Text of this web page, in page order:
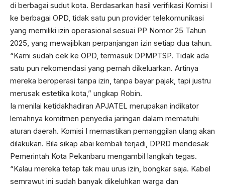
di berbagai sudut kota. Berdasarkan hasil verifikasi Komisi I
ke berbagai OPD, tidak satu pun provider telekomunikasi
yang memiliki izin operasional sesuai PP Nomor 25 Tahun
2025, yang mewajibkan perpanjangan izin setiap dua tahun.
“Kami sudah cek ke OPD, termasuk DPMPTSP. Tidak ada
satu pun rekomendasi yang pernah dikeluarkan. Artinya
mereka beroperasi tanpa izin, tanpa bayar pajak, tapi justru
merusak estetika kota,” ungkap Robin.
Ia menilai ketidakhadiran APJATEL merupakan indikator
lemahnya komitmen penyedia jaringan dalam mematuhi
aturan daerah. Komisi I memastikan pemanggilan ulang akan
dilakukan. Bila sikap abai kembali terjadi, DPRD mendesak
Pemerintah Kota Pekanbaru mengambil langkah tegas.
“Kalau mereka tetap tak mau urus izin, bongkar saja. Kabel
semrawut ini sudah banyak dikeluhkan warga dan